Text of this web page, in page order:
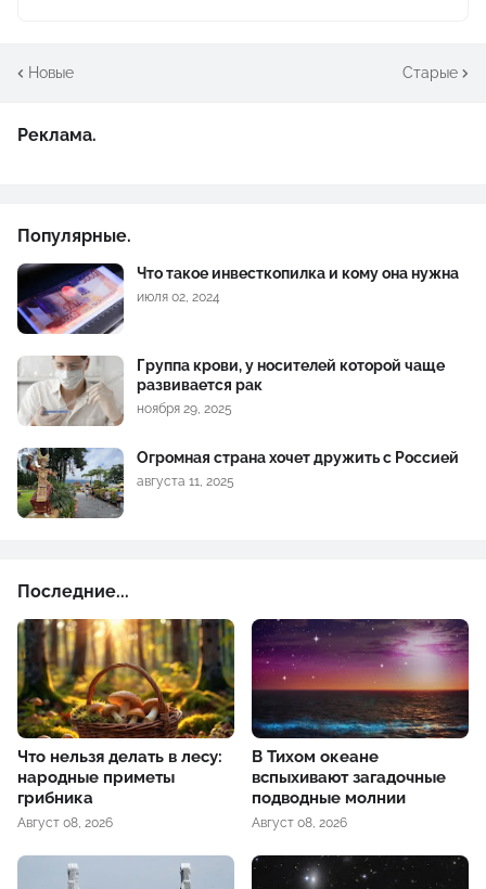
Новые Старые
Реклама.
Популярные.
Что такое инвесткопилка и кому она нужна
июля 02, 2024
Группа крови, у носителей которой чаще
развивается рак
ноября 29, 2025
Огромная страна хочет дружить с Россией
августа 11, 2025
Последние...
Что нельзя делать в лесу:
народные приметы
грибника
Август 08, 2026
В Тихом океане
вспыхивают загадочные
подводные молнии
Август 08, 2026